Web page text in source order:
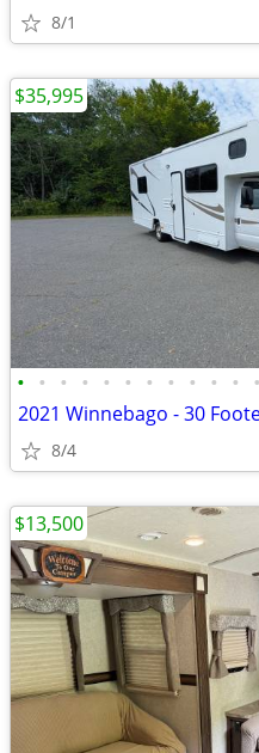
8/1
• • • • • • • • • • • •
2021 Winnebago - 30
8/4
$35,995
$13,500